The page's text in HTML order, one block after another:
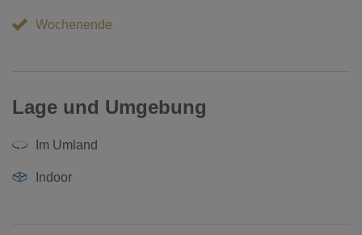
Wochenende
Lage und Umgebung
Im Umland
Indoor